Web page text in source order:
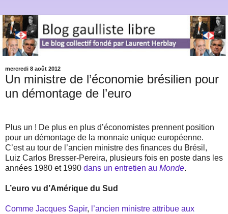
mercredi 8 août 2012
Un ministre de l’économie brésilien pour
un démontage de l’euro
Plus un ! De plus en plus d’économistes prennent position
pour un démontage de la monnaie unique européenne.
C’est au tour de l’ancien ministre des finances du Brésil,
Luiz Carlos Bresser-Pereira, plusieurs fois en poste dans les
années 1980 et 1990 dans un entretien au Monde.
L’euro vu d’Amérique du Sud
Comme Jacques Sapir, l’ancien ministre attribue aux